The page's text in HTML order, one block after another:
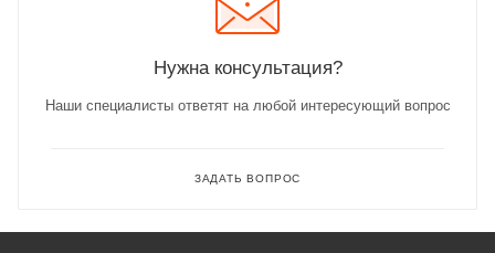
Нужна консультация?
Наши специалисты ответят на любой интересующий вопрос
ЗАДАТЬ ВОПРОС